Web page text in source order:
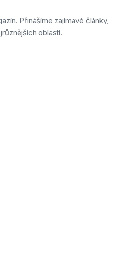
Přinášíme zajímavé články,
oblastí.